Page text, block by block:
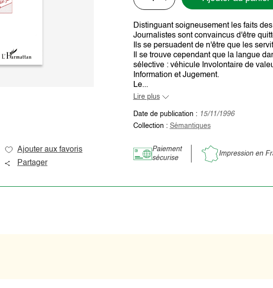
Distinguant soigneusement les faits
Journalistes sont convaincus d'être
Ils se persuadent de n'être que les
Il se trouve cependant que la langue
sélective : véhicule Involontaire de
Information et Jugement.
Le...
Lire plus
Date de publication : 15/11/1996
Collection : Sémantiques
Ajouter aux favoris
Partager
Paiement
sécurise
Impression en